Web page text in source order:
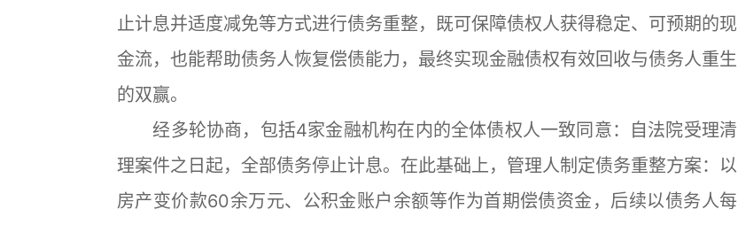
止计息并适度减免等方式进行债务重整，既可保障债权人获得稳定、可预期的现
金流，也能帮助债务人恢复偿债能力，最终实现金融债权有效回收与债务人重生
的双赢。
经多轮协商，包括4家金融机构在内的全体债权人一致同意：自法院受理清
理案件之日起，全部债务停止计息。在此基础上，管理人制定债务重整方案：以
房产变价款60余万元、公积金账户余额等作为首期偿债资金，后续以债务人每